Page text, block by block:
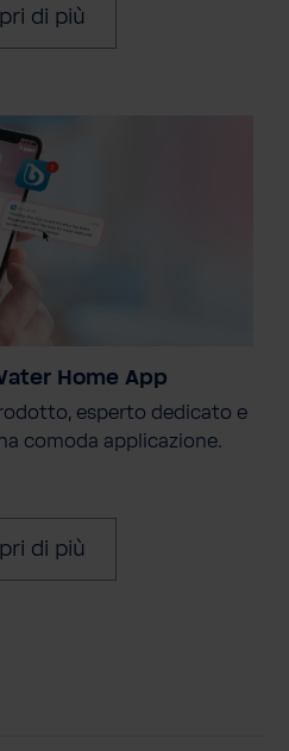
di più
Home App
esperto dedicato e
comoda applicazione.
di più